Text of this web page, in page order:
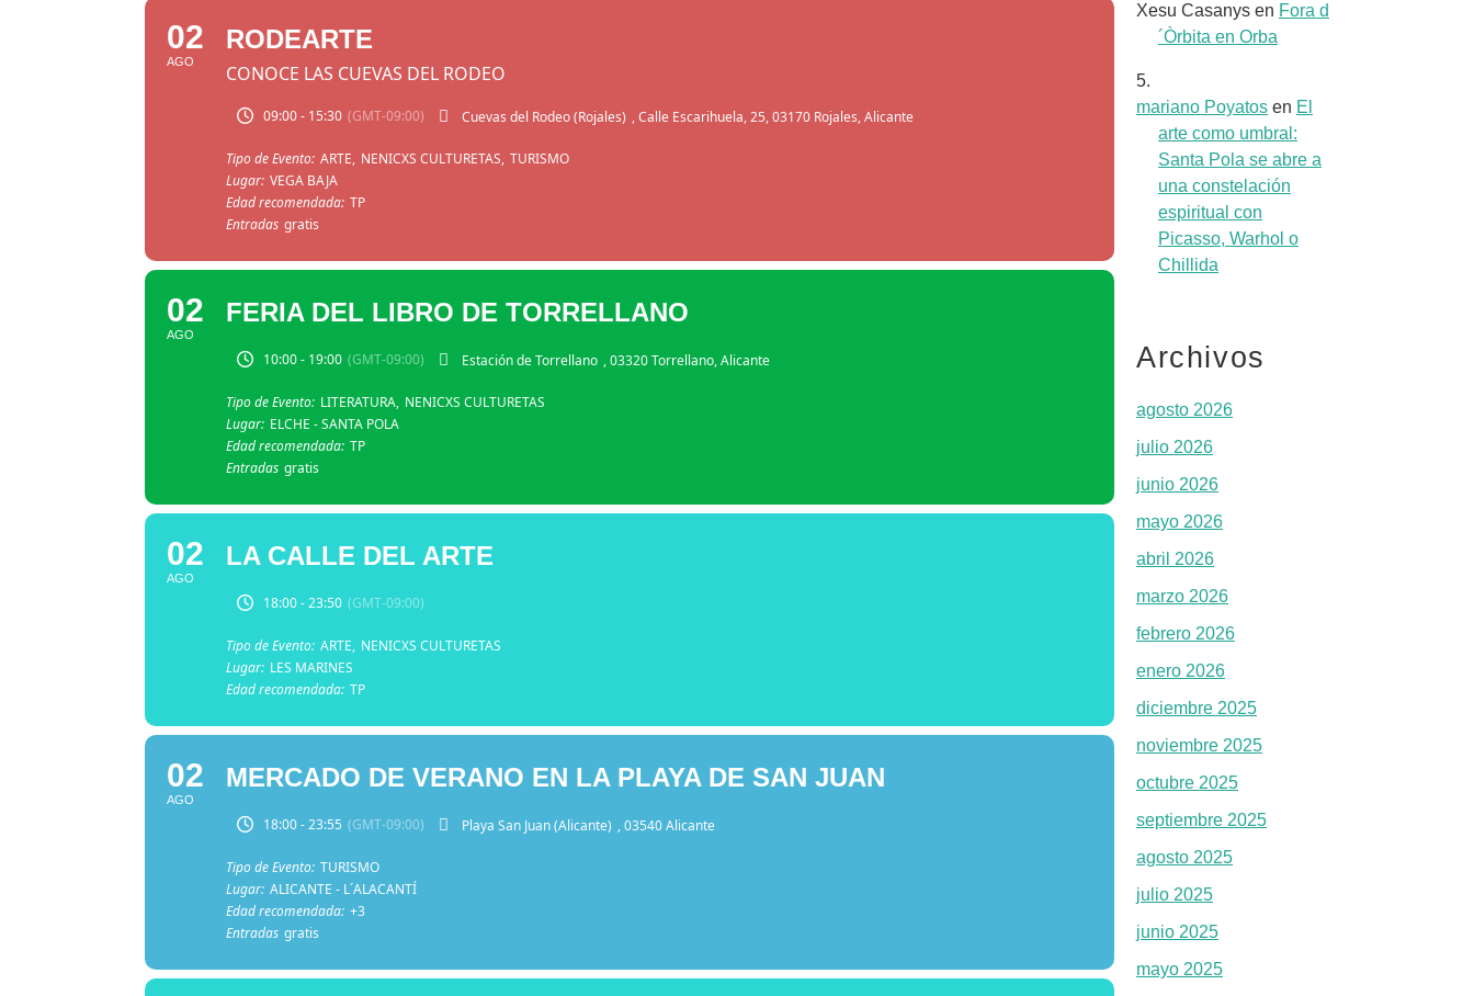
02
AGO
RODEARTE
CONOCE LAS CUEVAS DEL RODEO
09:00 - 15:30 (GMT-09:00) Cuevas del Rodeo (Rojales) , Calle Escarihuela, 25, 03170 Rojales, Alicante
Tipo de Evento: ARTE, NENICXS CULTURETAS, TURISMO
Lugar: VEGA BAJA
Edad recomendada: TP
Entradas gratis
02
AGO
FERIA DEL LIBRO DE TORRELLANO
10:00 - 19:00 (GMT-09:00) Estación de Torrellano , 03320 Torrellano, Alicante
Tipo de Evento: LITERATURA, NENICXS CULTURETAS
Lugar: ELCHE - SANTA POLA
Edad recomendada: TP
Entradas gratis
02
AGO
LA CALLE DEL ARTE
18:00 - 23:50 (GMT-09:00)
Tipo de Evento: ARTE, NENICXS CULTURETAS
Lugar: LES MARINES
Edad recomendada: TP
02
AGO
MERCADO DE VERANO EN LA PLAYA DE SAN JUAN
18:00 - 23:55 (GMT-09:00) Playa San Juan (Alicante) , 03540 Alicante
Tipo de Evento: TURISMO
Lugar: ALICANTE - L´ALACANTÍ
Edad recomendada: +3
Entradas gratis
Xesu Casanys en Fora d
´Òrbita en Orba
mariano Poyatos en El
arte como umbral:
Santa Pola se abre a
una constelación
espiritual con
Picasso, Warhol o
Chillida
Archivos
agosto 2026
julio 2026
junio 2026
mayo 2026
abril 2026
marzo 2026
febrero 2026
enero 2026
diciembre 2025
noviembre 2025
octubre 2025
septiembre 2025
agosto 2025
julio 2025
junio 2025
mayo 2025